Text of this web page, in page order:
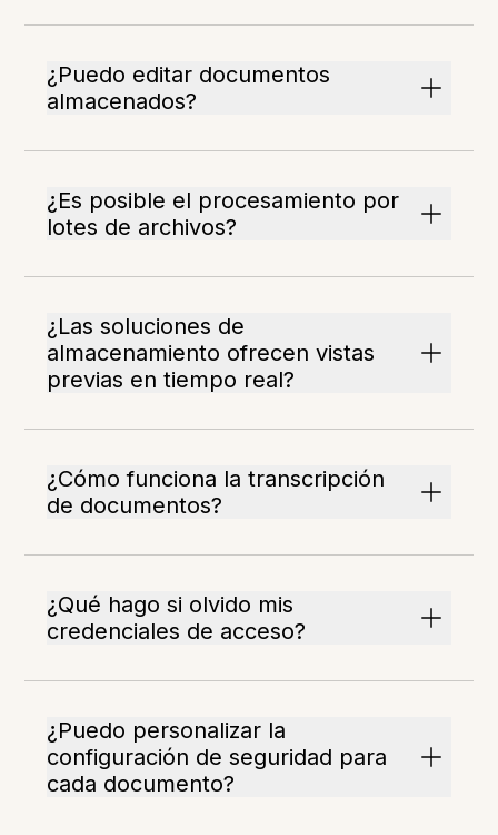
¿Puedo editar documentos
almacenados?
¿Es posible el procesamiento por
lotes de archivos?
¿Las soluciones de
almacenamiento ofrecen vistas
previas en tiempo real?
¿Cómo funciona la transcripción
de documentos?
¿Qué hago si olvido mis
credenciales de acceso?
¿Puedo personalizar la
configuración de seguridad para
cada documento?